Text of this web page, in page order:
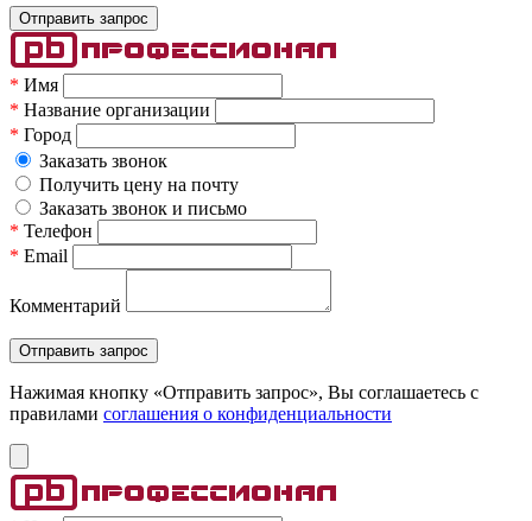
* Имя
* Название организации
* Город
Заказать звонок
Получить цену на почту
Заказать звонок и письмо
* Телефон
* Email
Комментарий
Нажимая кнопку «Отправить запрос», Вы соглашаетесь c
правилами соглашения о конфиденциальности